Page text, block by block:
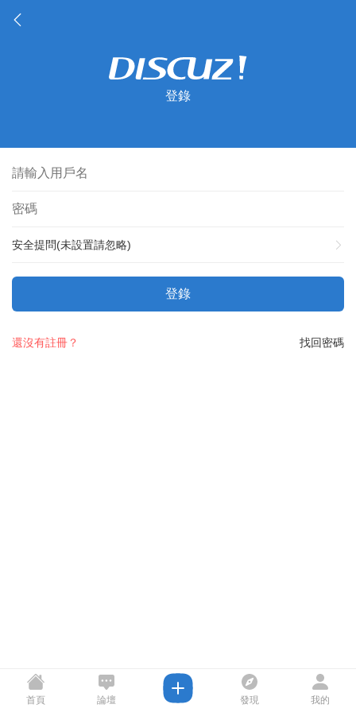
登錄
安全提問(未設置請忽略)
登錄
找回密碼
還沒有註冊？
首頁 論壇 發現 我的